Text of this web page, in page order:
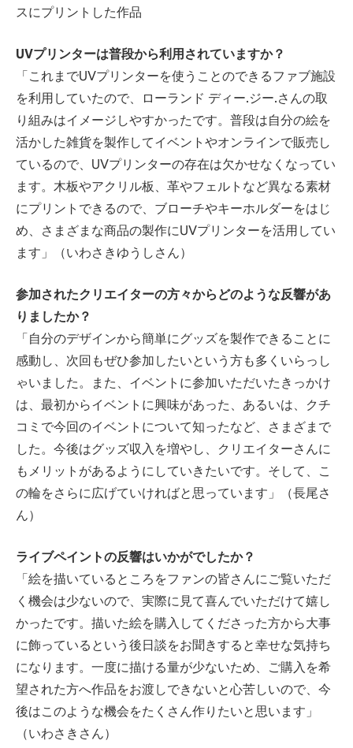
スにプリントした作品
UVプリンターは普段から利用されていますか？
「これまでUVプリンターを使うことのできるファブ施設
を利用していたので、ローランド ディー.ジー.さんの取
り組みはイメージしやすかったです。普段は自分の絵を
活かした雑貨を製作してイベントやオンラインで販売し
ているので、UVプリンターの存在は欠かせなくなってい
ます。木板やアクリル板、革やフェルトなど異なる素材
にプリントできるので、ブローチやキーホルダーをはじ
め、さまざまな商品の製作にUVプリンターを活用してい
ます」（いわさきゆうしさん）
参加されたクリエイターの方々からどのような反響があ
りましたか？
「自分のデザインから簡単にグッズを製作できることに
感動し、次回もぜひ参加したいという方も多くいらっし
ゃいました。また、イベントに参加いただいたきっかけ
は、最初からイベントに興味があった、あるいは、クチ
コミで今回のイベントについて知ったなど、さまざまで
した。今後はグッズ収入を増やし、クリエイターさんに
もメリットがあるようにしていきたいです。そして、こ
の輪をさらに広げていければと思っています」（長尾さ
ん）
ライブペイントの反響はいかがでしたか？
「絵を描いているところをファンの皆さんにご覧いただ
く機会は少ないので、実際に見て喜んでいただけて嬉し
かったです。描いた絵を購入してくださった方から大事
に飾っているという後日談をお聞きすると幸せな気持ち
になります。一度に描ける量が少ないため、ご購入を希
望された方へ作品をお渡しできないと心苦しいので、今
後はこのような機会をたくさん作りたいと思います」
（いわさきさん）